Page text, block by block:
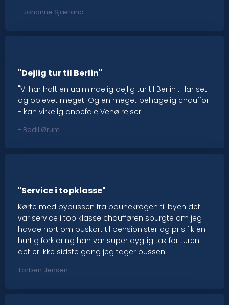
​- Johanne Sjælland
"Dejlig tur til Berlin"
"Vi har haft en ualmindelig dejlig tur til Berlin . Har set
og oplevet meget. Og en meget behagelig chauffør
- kan virkelig anbefale Venø rejser.
- Bodil Ørum​
"Service i topklasse"
Kørte med bybussen fra baunekrogen til byen det
var service i top klasse chaufføren spurgte om jeg
havde hørt om buskort til pensionister og pris fik en
hurtig forklaring han var super dygtig tak for turen
det er ikke sidste gang jeg tager bussen.
Torben Jensen